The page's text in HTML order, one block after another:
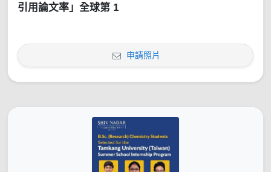
引用論文率」全球第 1
申請照片